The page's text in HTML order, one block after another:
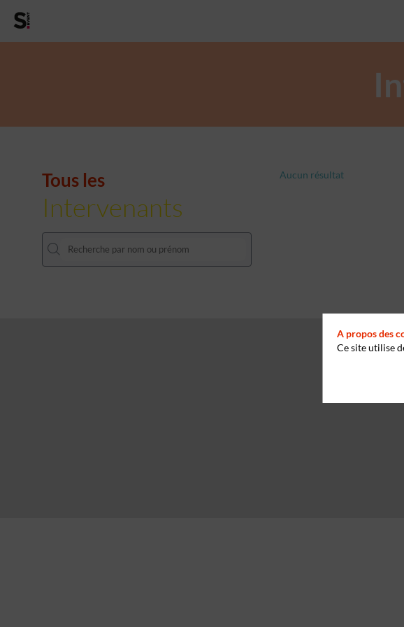
Tous les
Intervenants
Aucun résultat
A propos des
Ce site utilise